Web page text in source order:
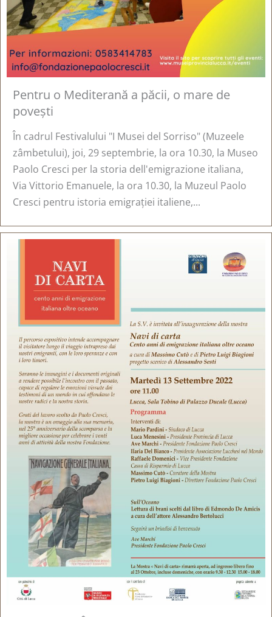
Pentru o Mediterană a păcii, o mare de
povești
În cadrul Festivalului "I Musei del Sorriso" (Muzeele
zâmbetului), joi, 29 septembrie, la ora 10.30, la Museo
Paolo Cresci per la storia dell'emigrazione italiana,
Via Vittorio Emanuele, la ora 10.30, la Muzeul Paolo
Cresci pentru istoria emigrației italiene,...